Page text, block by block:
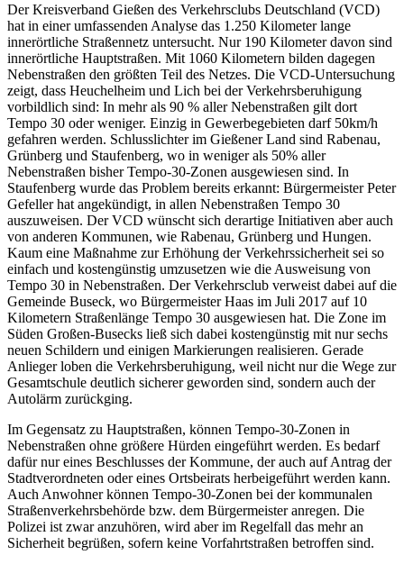
Der Kreisverband Gießen des Verkehrsclubs Deutschland (VCD)
hat in einer umfassenden Analyse das 1.250 Kilometer lange
innerörtliche Straßennetz untersucht. Nur 190 Kilometer davon sind
innerörtliche Hauptstraßen. Mit 1060 Kilometern bilden dagegen
Nebenstraßen den größten Teil des Netzes. Die VCD-Untersuchung
zeigt, dass Heuchelheim und Lich bei der Verkehrsberuhigung
vorbildlich sind: In mehr als 90 % aller Nebenstraßen gilt dort
Tempo 30 oder weniger. Einzig in Gewerbegebieten darf 50km/h
gefahren werden. Schlusslichter im Gießener Land sind Rabenau,
Grünberg und Staufenberg, wo in weniger als 50% aller
Nebenstraßen bisher Tempo-30-Zonen ausgewiesen sind. In
Staufenberg wurde das Problem bereits erkannt: Bürgermeister Peter
Gefeller hat angekündigt, in allen Nebenstraßen Tempo 30
auszuweisen. Der VCD wünscht sich derartige Initiativen aber auch
von anderen Kommunen, wie Rabenau, Grünberg und Hungen.
Kaum eine Maßnahme zur Erhöhung der Verkehrssicherheit sei so
einfach und kostengünstig umzusetzen wie die Ausweisung von
Tempo 30 in Nebenstraßen. Der Verkehrsclub verweist dabei auf die
Gemeinde Buseck, wo Bürgermeister Haas im Juli 2017 auf 10
Kilometern Straßenlänge Tempo 30 ausgewiesen hat. Die Zone im
Süden Großen-Busecks ließ sich dabei kostengünstig mit nur sechs
neuen Schildern und einigen Markierungen realisieren. Gerade
Anlieger loben die Verkehrsberuhigung, weil nicht nur die Wege zur
Gesamtschule deutlich sicherer geworden sind, sondern auch der
Autolärm zurückging.
Im Gegensatz zu Hauptstraßen, können Tempo-30-Zonen in
Nebenstraßen ohne größere Hürden eingeführt werden. Es bedarf
dafür nur eines Beschlusses der Kommune, der auch auf Antrag der
Stadtverordneten oder eines Ortsbeirats herbeigeführt werden kann.
Auch Anwohner können Tempo-30-Zonen bei der kommunalen
Straßenverkehrsbehörde bzw. dem Bürgermeister anregen. Die
Polizei ist zwar anzuhören, wird aber im Regelfall das mehr an
Sicherheit begrüßen, sofern keine Vorfahrtstraßen betroffen sind.